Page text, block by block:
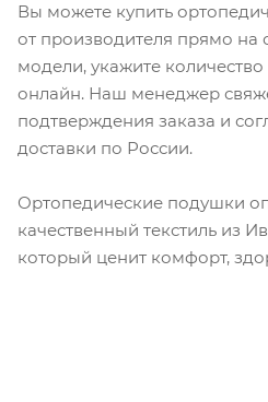
Вы можете купить
от производителя прямо на
модели, укажите
онлайн. Наш менеджер
подтверждения заказа и
доставки по России.
Ортопедические подушки
качественный текстиль из
который ценит комфорт,